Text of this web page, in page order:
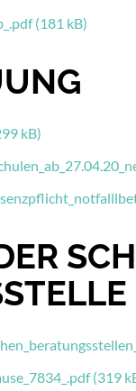
(181 kB)
kB)
(319